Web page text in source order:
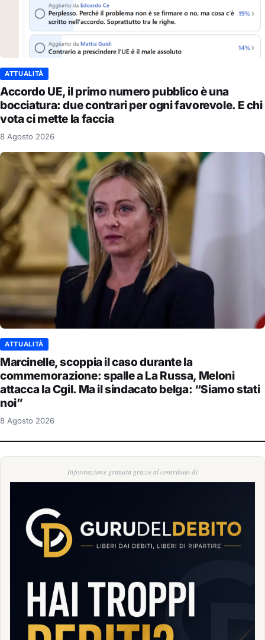
ATTUALITÀ
Accordo UE, il primo numero pubblico è una
bocciatura: due contrari per ogni favorevole. E chi
vota ci mette la faccia
8 Agosto 2026
ATTUALITÀ
Marcinelle, scoppia il caso durante la
commemorazione: spalle a La Russa, Meloni
attacca la Cgil. Ma il sindacato belga: “Siamo stati
noi”
8 Agosto 2026
Informazione gratuita grazie al contributo di